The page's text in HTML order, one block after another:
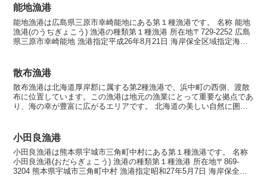
能地漁港
能地漁港は広島県三原市幸崎能地にある第１種漁港です。 名称 能地
漁港(のうぢぎょこう) 漁港の種類第１種漁港 所在地〒729-2252 広島
県三原市幸崎能地 漁港指定平成26年8月21日 海岸保全区域指定海岸
散布漁港
散布漁港は北海道厚岸郡に属する第2種漁港で、浜中町の西側、渡散
布に位置しています。この漁港は地元の漁業にとって重要な拠点であ
り、海の幸が豊富に広がるエリアです。 北海道の美しい自然に囲ま
小田良漁港
小田良漁港は熊本県宇城市三角町中村にある第１種漁港です。 名称
小田良漁港(おだらぎょこう) 漁港の種類第１種漁港 所在地〒869-
3204 熊本県宇城市三角町中村 漁港指定昭和27年5月7日 海岸保全区